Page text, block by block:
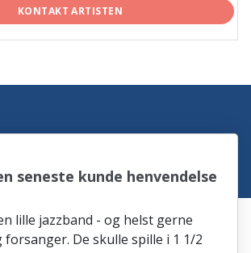
KONTAKT ARTISTEN
seneste kunde henvendelse
lille jazzband - og helst gerne
forsanger. De skulle spille i 1 1/2